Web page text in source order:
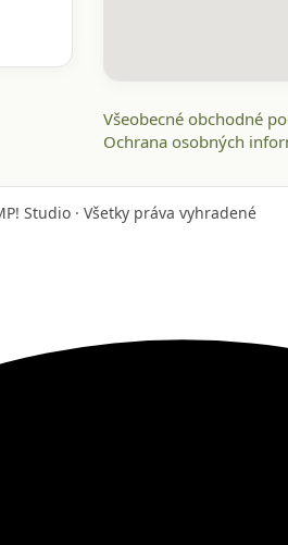
Všeobecné obchodné
Ochrana osobných
Studio · Všetky práva vyhradené